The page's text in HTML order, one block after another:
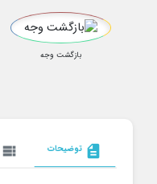
بازگشت وجه
description توضیحات view_list